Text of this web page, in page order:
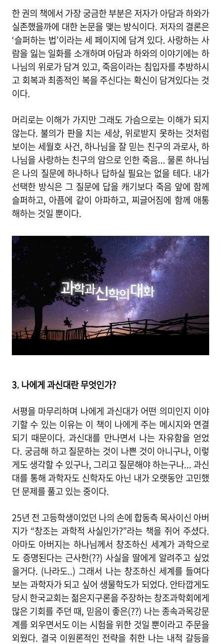
한 권의 책에서 가장 궁금한 부분은 저자가 아담과 하와가
실존했을까에 대한 논문을 맺는 방식이다. 저자의 결론은
‘슬퍼하는 법’이라는 세 페이지에 담겨 있다. 사랑하는 사
람을 잃는 일화를 소개하며 아담과 하와의 이야기에는 하
나님의 위로가 담겨 있고, 죽음이라는 침입자를 추방하시
고 회복과 최종적인 복을 주신다는 확신이 담겨있다는 것
이다.
머리로는 이해가 가지만 그래도 가슴으로는 이해가 되지
않는다. 불의가 판을 치는 세상, 위로받지 못하는 것처럼
보이는 세월호 사건, 하나님을 잘 믿는 친구의 과로사, 하
나님을 사랑하는 친구의 암으로 인한 죽음... 물론 하나님
은 나의 질문에 하나하나 답하실 필요는 없을 테다. 내가
선택한 방식은 그 질문에 답을 캐기보다 죽음 앞에 함께
슬퍼하고, 아픔에 같이 아파하고, 찌글어짐에 함께 애통
해하는 것일 뿐이다.
3. 나에게 과신대란 무엇인가?
서평을 마무리하며 나에게 과신대가 어떤 의미인지 이야
기할 수 있는 이유는 이 책이 나에게 주는 메시지와 연결
되기 때문이다. 과신대를 만나면서 나는 자유함을 얻었
다. 궁금해 하고 질문하는 것이 나쁜 것이 아니구나, 이렇
게도 생각할 수 있구나, 그리고 질문해야 하는구나... 과신
대를 통해 과학자도 신학자도 아닌 내가 오랫동안 고민했
던 문제를 풀고 있는 중이다.
25년 전 고등학생이었던 나의 손에 합동측 목사이신 아버
지가 “창조는 과학적 사실인가?”라는 책을 쥐어 주셨다.
아마도 아버지는 하나님께서 창조하신 세계가 과학으로
도 증명된다는 근사한(??) 사실을 딸에게 알려주고 싶었
을거다. (나라도..) 그래서 나는 창조하신 세계를 들여다
보는 과학자가 되고 싶어 생물학도가 되었다. 안타깝게도
당시 한국교회는 젊은지구론을 주장하는 창조과학회에게
많은 기회를 주던 때, 믿음이 좋은(??) 나는 종속과목강문
계를 외우면서도 이는 시험을 위한 것일 뿐이라고 주문을
외웠다. 결국 이원론적인 전략을 취한 나는 내적 갈등을